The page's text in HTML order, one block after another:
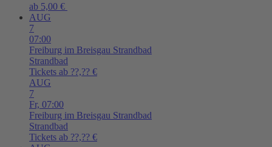
ab 5,00 €
AUG
7
07:00
Freiburg im Breisgau Strandbad
Strandbad
Tickets ab ??,?? €
AUG
7
Fr, 07:00
Freiburg im Breisgau Strandbad
Strandbad
Tickets ab ??,?? €